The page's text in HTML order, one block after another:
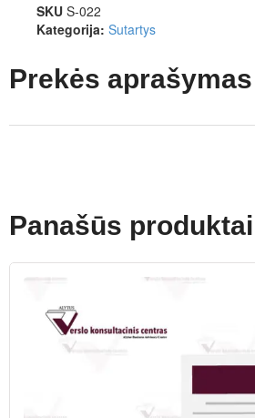
SKU S-022
Kategorija: Sutartys
Prekės aprašymas
Panašūs produktai